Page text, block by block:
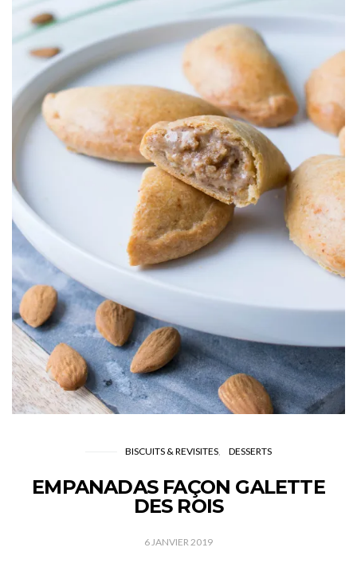
BISCUITS & REVISITES DESSERTS
EMPANADAS FAÇON GALETTE
DES ROIS
6 JANVIER 2019